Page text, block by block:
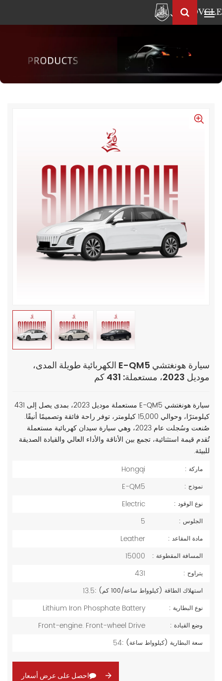
العربية
English
Pусский العربية
سيارة هونغتشي E-QM5 الكهربائية طويلة المدى،
موديل 2023، مستعملة: 431 كم
سيارة هونغتشي E-QM5 مستعملة موديل 2023، بمدى يصل إلى 431
كيلومترًا، وحوالي 15,000 كيلومتر، توفر راحة فائقة وتصميمًا أنيقًا.
صُنعت وسُجلت عام 2023، وهي سيارة سيدان كهربائية مستعملة
تُقدم قيمة استثنائية، تجمع بين الأناقة والأداء العالي والقيادة الصديقة
للبيئة.
ماركة : Hongqi
نموذج : E-QM5
نوع الوقود : Electric
الجلوس : 5
مادة المقاعد : Leather
المسافة المقطوعة : 15000
يتراوح : 431
استهلاك الطاقة (كيلوواط ساعة/100 كم) : 13.5
نوع البطارية : Lithium Iron Phosphate Battery
وضع القيادة : Front-engine. Front-wheel Drive
سعة البطارية (كيلوواط ساعة) :54
احصل على عرض أسعار